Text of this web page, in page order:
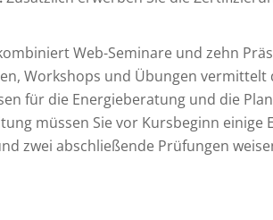
Web-Seminare und zehn
Workshops und Übungen vermittelt
für die Energieberatung und die
müssen Sie vor Kursbeginn einige
zwei abschließende Prüfungen